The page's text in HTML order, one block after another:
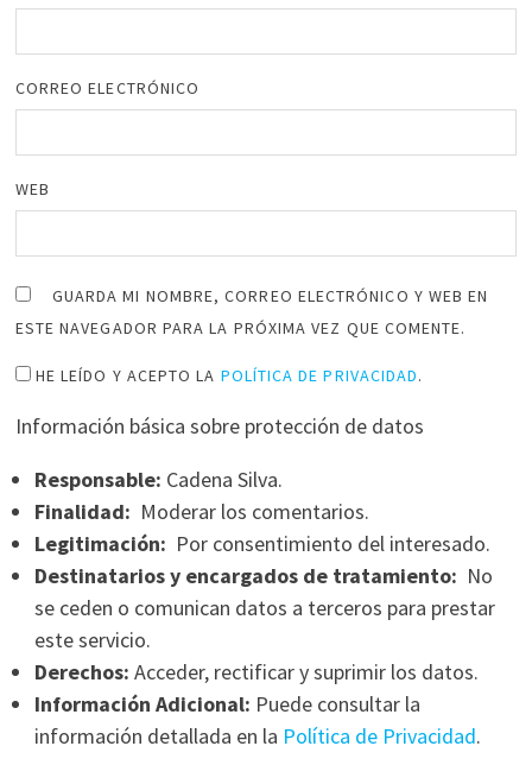
CORREO ELECTRÓNICO
WEB
GUARDA MI NOMBRE, CORREO ELECTRÓNICO Y WEB EN
ESTE NAVEGADOR PARA LA PRÓXIMA VEZ QUE COMENTE.
HE LEÍDO Y ACEPTO LA POLÍTICA DE PRIVACIDAD.
Información básica sobre protección de datos
Responsable: Cadena Silva.
Finalidad: Moderar los comentarios.
Legitimación: Por consentimiento del interesado.
Destinatarios y encargados de tratamiento: No
se ceden o comunican datos a terceros para prestar
este servicio.
Derechos: Acceder, rectificar y suprimir los datos.
Información Adicional: Puede consultar la
información detallada en la Política de Privacidad.